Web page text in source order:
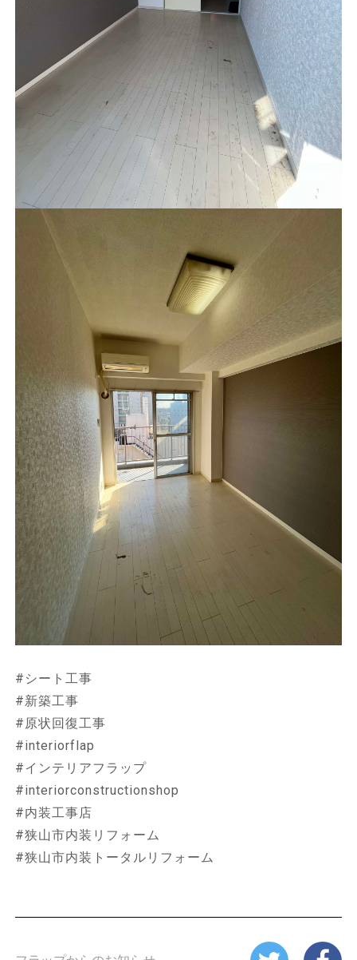
#シート工事
#新築工事
#原状回復工事
#interiorflap
#インテリアフラップ
#interiorconstructionshop
#内装工事店
#狭山市内装リフォーム
#狭山市内装トータルリフォーム